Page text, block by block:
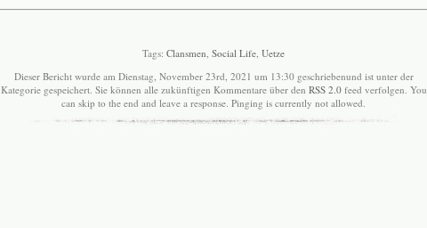
Tags: Clansmen, Social Life, Uetze
Dieser Bericht wurde am Dienstag, November 23rd, 2021 um 13:30 geschriebenund ist unter der
Kategorie gespeichert. Sie können alle zukünftigen Kommentare über den RSS 2.0feed verfolgen. You
can skip to the end and leave a response. Pinging is currently not allowed.